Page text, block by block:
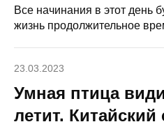
Все начинания в этот день
жизнь продолжительное
23.03.2023
Умная птица
летит. Китайский